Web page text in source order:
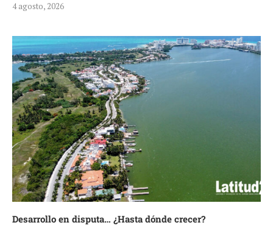
4 agosto, 2026
Desarrollo en disputa… ¿Hasta dónde crecer?